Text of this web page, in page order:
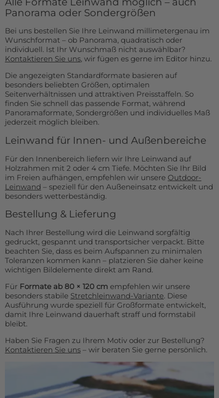
Panorama oder Sondergrößen
Bei uns bestellen Sie Ihre Leinwand millimetergenau im
Wunschformat – ob Panorama, quadratisch oder
individuell. Ist Ihr Wunschmaß nicht auswählbar?
Kontaktieren Sie uns, wir fügen es gerne im Editor hinzu.
Die angezeigten Standardformate basieren auf
besonders beliebten Größen, optimalen
Seitenverhältnissen und attraktiven Preisstaffeln. So
finden Sie schnell das passende Format, während
Panoramaformate, Sondergrößen und individuelles Maß
jederzeit möglich bleiben.
Leinwand für Innen- und Außenbereiche
Für den Innenbereich liefern wir Ihre Leinwand auf
Holzrahmen mit 2 oder 4 cm Tiefe. Möchten Sie Ihr Bild
im Freien aufhängen, empfehlen wir unsere Outdoor-
Leinwand – speziell für den Außeneinsatz entwickelt und
besonders wetterbeständig.
Bestellung & Lieferung
Nach Ihrer Bestellung wird die Leinwand sorgfältig
gedruckt, gespannt und transportsicher verpackt. Bitte
beachten Sie, dass es beim Aufspannen zu minimalen
Toleranzen kommen kann – platzieren Sie daher keine
wichtigen Bildelemente direkt am Rand.
Für Formate ab 80 × 120 cm empfehlen wir unsere
besonders stabile Stretchleinwand-Variante. Diese
Ausführung wurde speziell für Großformate entwickelt,
damit Ihre Leinwand dauerhaft straff und formstabil
bleibt.
Haben Sie Fragen zu Ihrem Motiv oder zur Bestellung?
Kontaktieren Sie uns – wir beraten Sie gerne persönlich.